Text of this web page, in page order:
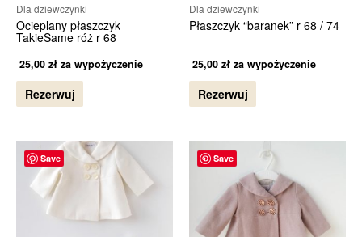
Dla dziewczynki
Ocieplany płaszczyk
TakieSame róż r 68
25,00 zł za wypożyczenie
Rezerwuj
Dla dziewczynki
Płaszczyk “baranek” r 68 / 74
25,00 zł za wypożyczenie
Rezerwuj
Save Save